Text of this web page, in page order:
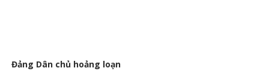
Đảng Dân chủ hoảng loạn